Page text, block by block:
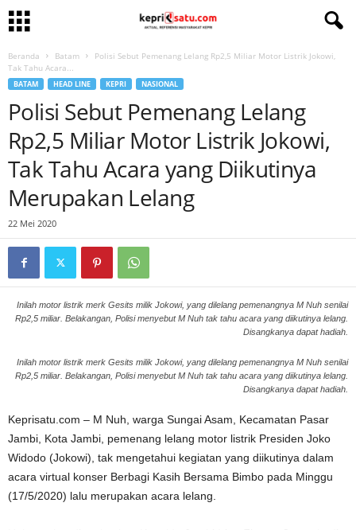
Beranda Batam
Polisi Sebut Pemenang Lelang Rp2,5 Miliar Motor Listrik Jokowi,
Tak Tahu Acara...
BATAM HEAD LINE KEPRI NASIONAL
Polisi Sebut Pemenang Lelang
Rp2,5 Miliar Motor Listrik Jokowi,
Tak Tahu Acara yang Diikutinya
Merupakan Lelang
22 Mei 2020
Inilah motor listrik merk Gesits milik Jokowi, yang dilelang pemenangnya M Nuh senilai
Rp2,5 miliar. Belakangan, Polisi menyebut M Nuh tak tahu acara yang diikutinya lelang.
Disangkanya dapat hadiah.
Inilah motor listrik merk Gesits milik Jokowi, yang dilelang pemenangnya M Nuh senilai
Rp2,5 miliar. Belakangan, Polisi menyebut M Nuh tak tahu acara yang diikutinya lelang.
Disangkanya dapat hadiah.
Keprisatu.com – M Nuh, warga Sungai Asam, Kecamatan Pasar
Jambi, Kota Jambi, pemenang lelang motor listrik Presiden Joko
Widodo (Jokowi), tak mengetahui kegiatan yang diikutinya dalam
acara virtual konser Berbagi Kasih Bersama Bimbo pada Minggu
(17/5/2020) lalu merupakan acara lelang.